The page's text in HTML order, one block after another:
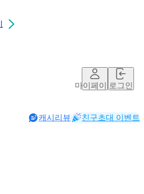
마이페이지로그인
캐시리뷰 친구초대 이벤트